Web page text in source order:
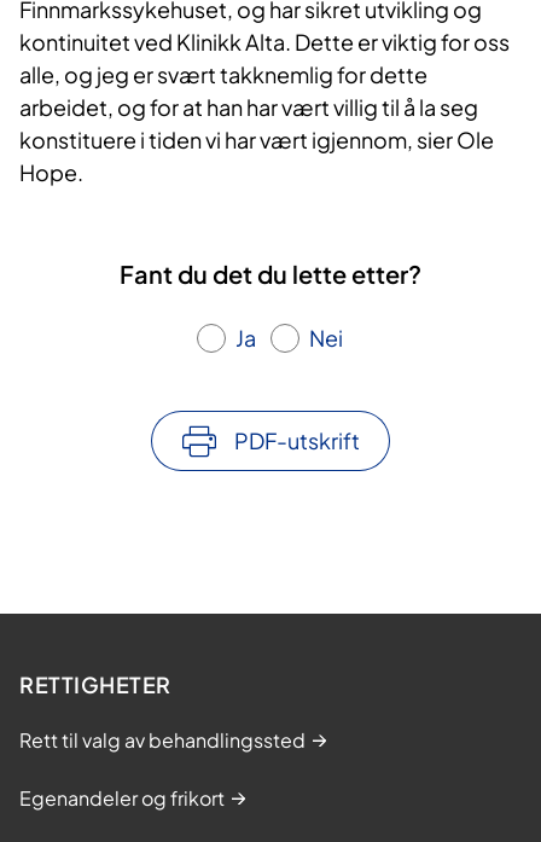
Finnmarkssykehuset, og har sikret utvikling og
kontinuitet ved Klinikk Alta. Dette er viktig for oss
alle, og jeg er svært takknemlig for dette
arbeidet, og for at han har vært villig til å la seg
konstituere i tiden vi har vært igjennom, sier Ole
Hope.
Fant du det du lette etter?
Ja Nei
PDF-utskrift
RETTIGHETER
Rett til valg av behandlingssted
Egenandeler og frikort